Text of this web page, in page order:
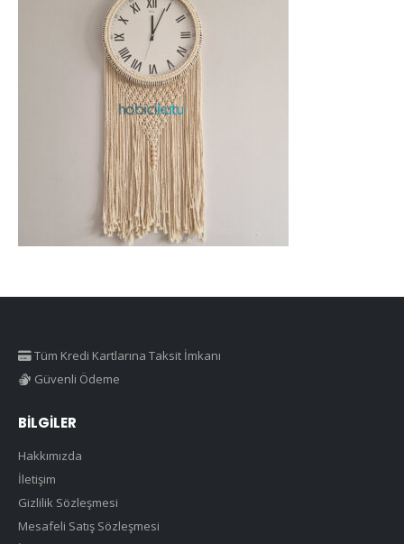
Tüm Kredi Kartlarına Taksit İmkanı
Güvenli Ödeme
BILGILER
Hakkımızda
İletişim
Gizlilik Sözleşmesi
Mesafeli Satış Sözleşmesi